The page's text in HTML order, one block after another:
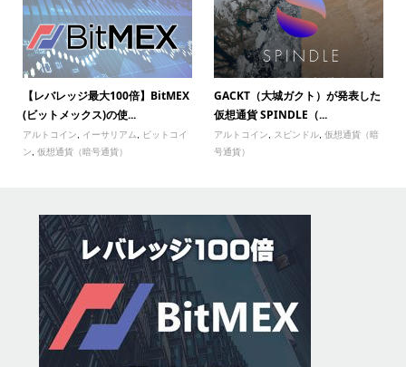
【レバレッジ最大100倍】BitMEX
(ビットメックス)の使...
アルトコイン イーサリアム
ビットコイ
ン
仮想通貨（暗号通貨）
GACKT（大城ガクト）が発表した
仮想通貨 SPINDLE（...
アルトコイン スピンドル ,仮想通貨（暗
号通貨）